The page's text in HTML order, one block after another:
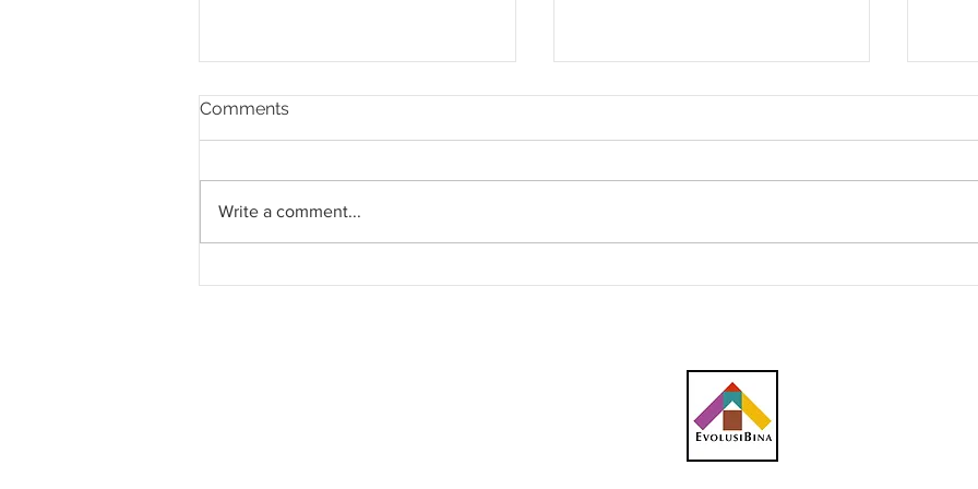
Raya Aidilfitri 2025, dibina di
2-3 lokasi sepanjang laluan
LTU antara Bentong ke Gua
Comments
Write a comment...